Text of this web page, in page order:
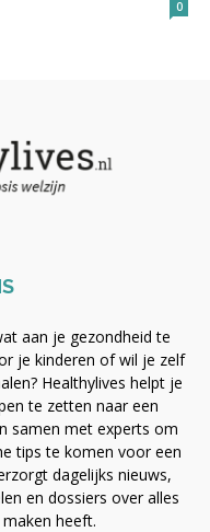
0
aan je gezondheid te
je kinderen of wil je zelf
Healthylives helpt je
te zetten naar een
samen met experts om
tips te komen voor een
dagelijks nieuws,
en dossiers over alles
heeft.